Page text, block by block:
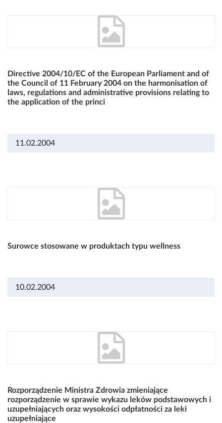
Directive 2004/10/EC of the European Parliament and of
the Council of 11 February 2004 on the harmonisation of
laws, regulations and administrative provisions relating to
the application of the princi
11.02.2004
Surowce stosowane w produktach typu wellness
10.02.2004
Rozporządzenie Ministra Zdrowia zmieniające
rozporządzenie w sprawie wykazu leków podstawowych i
uzupełniających oraz wysokości odpłatności za leki
uzupełniające